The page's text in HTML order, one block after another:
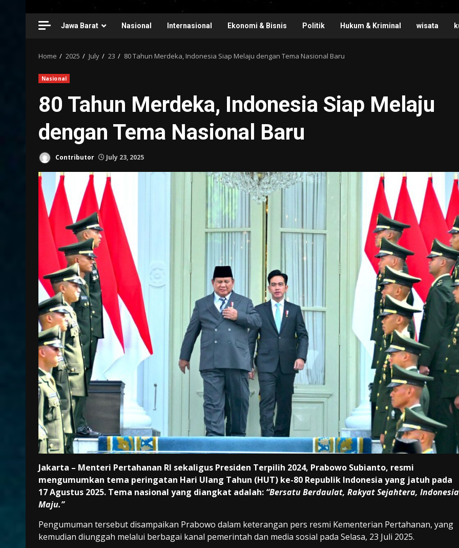
Jawa Barat Nasional Internasional Ekonomi & Bisnis Politik Hukum & Kriminal wisata
Home 2025 July 23 80 Tahun Merdeka, Indonesia Siap Melaju dengan Tema Nasional Baru
Nasional
80 Tahun Merdeka, Indonesia Siap Melaju
dengan Tema Nasional Baru
Contributor July 23, 2025
Jakarta – Menteri Pertahanan RI sekaligus Presiden Terpilih 2024, Prabowo Subianto, resmi
mengumumkan tema peringatan Hari Ulang Tahun (HUT) ke-80 Republik Indonesia yang jatuh pada
17 Agustus 2025. Tema nasional yang diangkat adalah: “Bersatu Berdaulat, Rakyat Sejahtera, Indonesia
Maju.”
Pengumuman tersebut disampaikan Prabowo dalam keterangan pers resmi Kementerian Pertahanan, yang
kemudian diunggah melalui berbagai kanal pemerintah dan media sosial pada Selasa, 23 Juli 2025.